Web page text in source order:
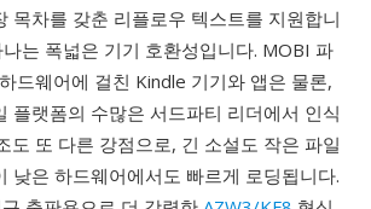
목차를 갖춘 리플로우 텍스트를 지원합니
는 폭넓은 기기 호환성입니다. MOBI 파
드웨어에 걸친 Kindle 기기와 앱은 물론,
플랫폼의 수많은 서드파티 리더에서 인식
도 또 다른 강점으로, 긴 소설도 작은 파일
낮은 하드웨어에서도 빠르게 로딩됩니다.